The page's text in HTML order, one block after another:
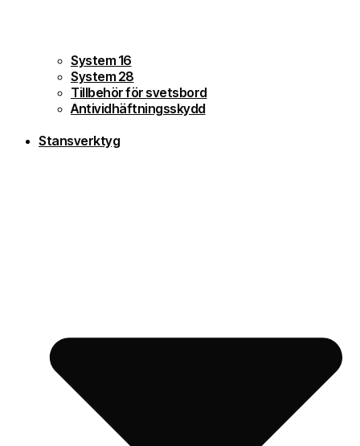
System 16
System 28
Tillbehör för svetsbord
Antividhäftningsskydd
Stansverktyg